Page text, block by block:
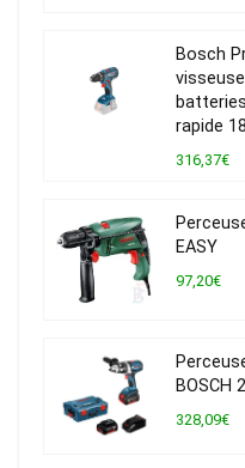
Bosch
rapide
316,37€
EASY
97,20€
BOSCH
328,09€